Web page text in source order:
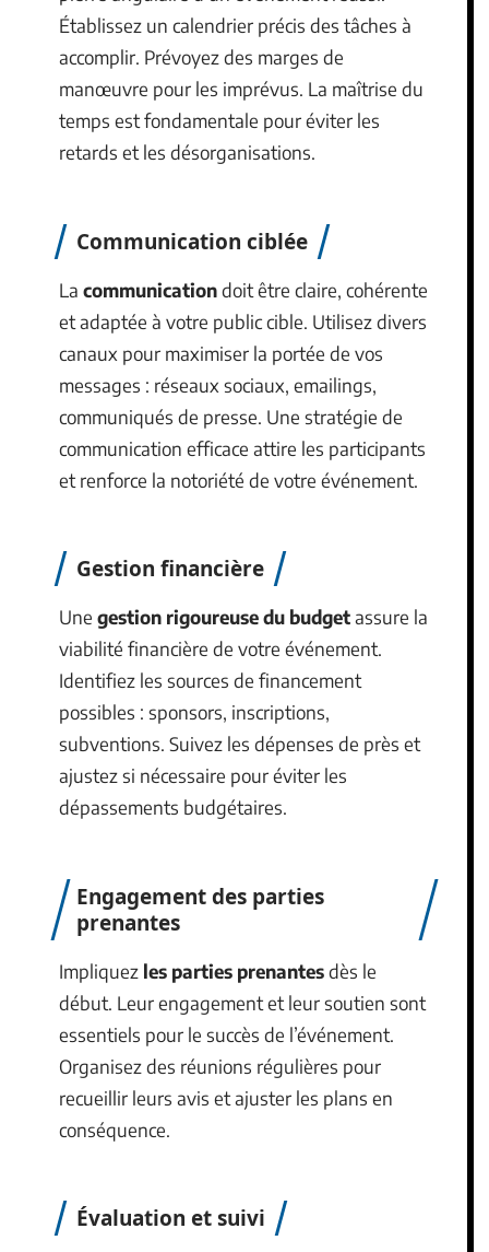
Établissez un calendrier précis des tâches à
accomplir. Prévoyez des marges de
manœuvre pour les imprévus. La maîtrise du
temps est fondamentale pour éviter les
retards et les désorganisations.
Communication ciblée
La communicationdoit être claire, cohérente
et adaptée à votre public cible. Utilisez divers
canaux pour maximiser la portée de vos
messages : réseaux sociaux, emailings,
communiqués de presse. Une stratégie de
communication efficace attire les participants
et renforce la notoriété de votre événement.
Gestion financière
Une gestion rigoureuse du budgetassure la
viabilité financière de votre événement.
Identifiez les sources de financement
possibles : sponsors, inscriptions,
subventions. Suivez les dépenses de près et
ajustez si nécessaire pour éviter les
dépassements budgétaires.
Engagement des parties
prenantes
Impliquez les parties prenantesdès le
début. Leur engagement et leur soutien sont
essentiels pour le succès de l’événement.
Organisez des réunions régulières pour
recueillir leurs avis et ajuster les plans en
conséquence.
Évaluation et suivi